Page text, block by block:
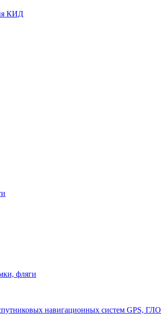
КИД
фляги
навигационных систем GPS,